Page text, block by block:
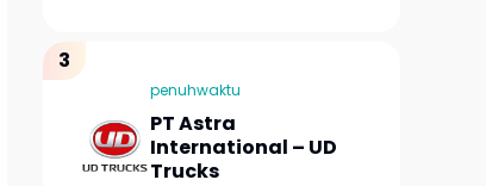
penuhwaktu
PT Astra
International – UD
Trucks